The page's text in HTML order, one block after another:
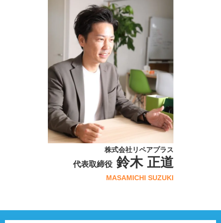
株式会社リペアプラス
代表取締役鈴木 正道
MASAMICHI SUZUKI